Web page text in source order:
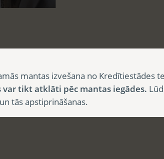
mantas izvešana no Kredītiestādes
tikt atklāti pēc mantas iegādes.
tās apstiprināšanas.